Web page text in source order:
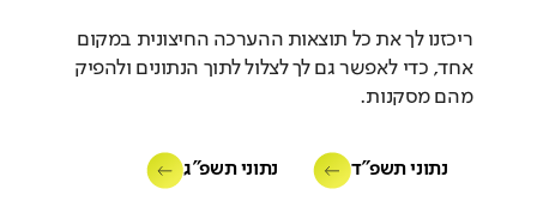
ריכזנו לך את כל תוצאות ההערכה החיצונית במקום
אחד, כדי לאפשר גם לך לצלול לתוך הנתונים ולהפיק
מהם מסקנות.
נתוני תשפ"ד נתוני תשפ"ג